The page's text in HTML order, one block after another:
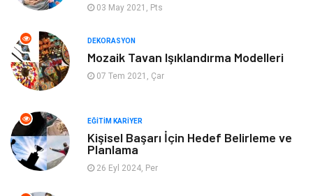
Aksesuar Genel Kültür
Spor Müzik
Ev işleri
03 May 2021, Pts
DEKORASYON
Mozaik Tavan Işıklandırma Modelleri
07 Tem 2021, Çar
EĞITIM KARIYER
Kişisel Başarı İçin Hedef Belirleme ve
Planlama
26 Eyl 2024, Per